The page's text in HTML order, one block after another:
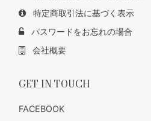
特定商取引法に基づく表示
パスワードをお忘れの場合
会社概要
GET IN TOUCH
FACEBOOK